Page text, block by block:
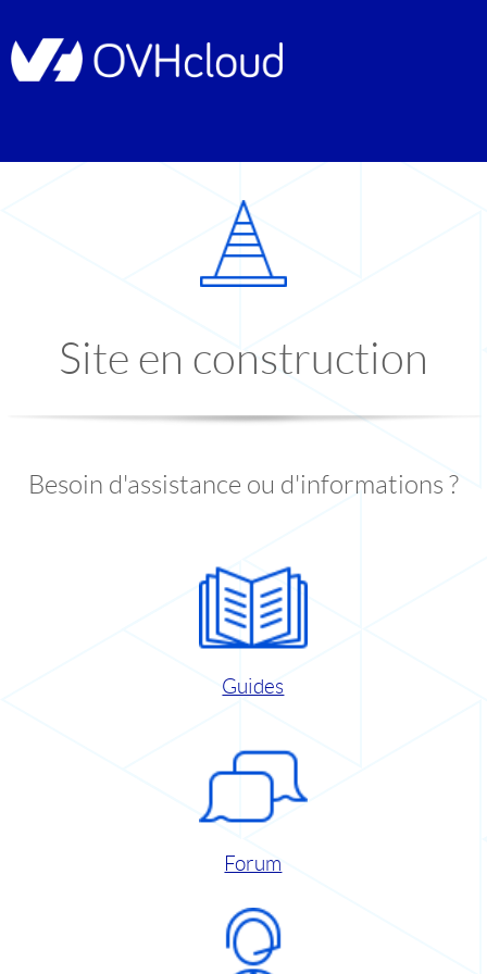
Site en construction
Besoin d'assistance ou d'informations ?
Guides
Forum